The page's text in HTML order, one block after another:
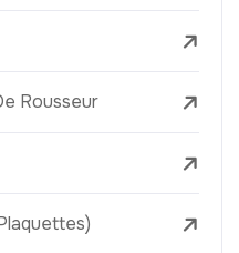
Rousseur